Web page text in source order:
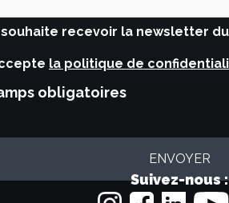
recevoir la newsletter du
la politique de
obligatoires
Suivez-nous :